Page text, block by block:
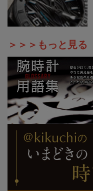
＞＞＞もっと見る